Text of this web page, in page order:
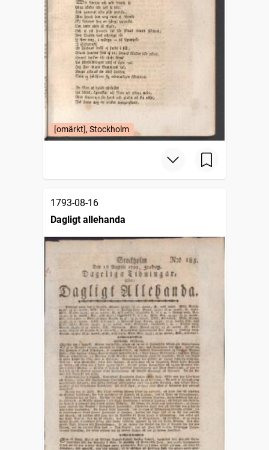
[omärkt], Stockholm
1793-08-16
Dagligt allehanda